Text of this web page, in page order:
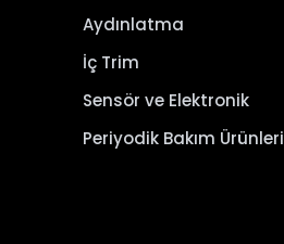
Aydınlatma
İç Trim
Sensör ve Elektronik
Periyodik Bakım Ürünleri